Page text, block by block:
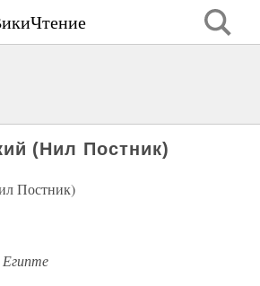
(Нил Постник)
Постник)